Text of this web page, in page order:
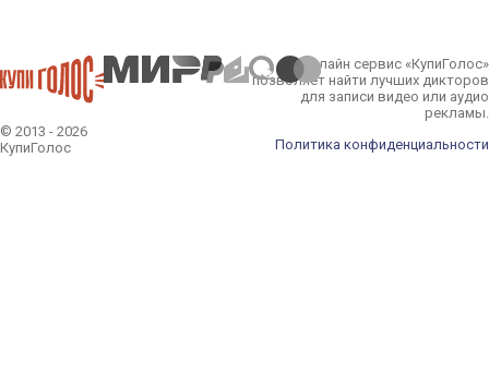
© 2013 - 2026
КупиГолос
Онлайн сервис «КупиГолос»
позволяет найти лучших дикторов
для записи видео или аудио
рекламы.
Политика конфиденциальности